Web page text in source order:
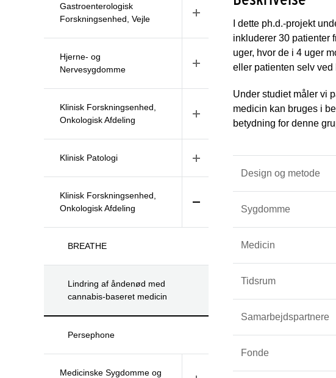
Gastroenterologisk
Forskningsenhed, Vejle
Hjerne- og
Nervesygdomme
Klinisk Forskningsenhed,
Onkologisk Afdeling
Klinisk Patologi
Klinisk Forskningsenhed,
Onkologisk Afdeling
BREATHE
Lindring af åndenød med
cannabis-baseret medicin
Persephone
Medicinske Sygdomme og
I dette ph.d.-projekt
inkluderer 30 patienter
uger, hvor de i 4 uger
eller patienten selv
Under studiet måler vi
medicin kan bruges i
betydning for denne
Design og metode
Sygdomme
Medicin
Tidsrum
Samarbejdspartnere
Fonde